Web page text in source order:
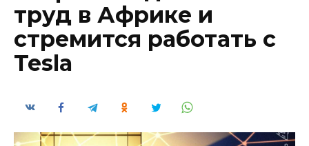
труд в Африке и
стремится работать с
Tesla